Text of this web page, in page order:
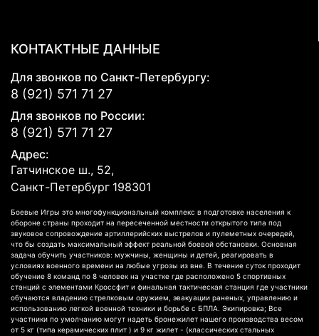
КОНТАКТНЫЕ ДАННЫЕ
Для звонков по Санкт-Петербургу:
8 (921) 571 71 27
Для звонков по России:
8 (921) 571 71 27
Адрес:
Гатчинское ш., 52,
Санкт-Петербург 198301
Боевые Игры это многофункциональный комплекс в подготовке населения к
обороне страны проходит на пересеченной местности открытого типа под
звуковое сопровождение артиллерийских выстрелов и пулеметных очередей,
что бы создать максимальный эффект реальной боевой обстановки. Основная
задача обучить участников: мужчины, женщины и детей, реагировать в
условиях военного времени на любые угрозы из вне. В течение суток проходит
обучение 8 команд по 8 человек на участке где расположено 5 спортивных
станций с элементами Кроссфит и финальная тактическая станция где участники
обучаются владению стрелковым оружием, эвакуации раненых, управлению и
использованию легкой военной техники и борьбе с БПЛА. Экипировка; Все
участники по умолчанию могут надеть бронежилет нашего производства весом
от 5 кг (типа керамических плит ) и 9 кг жилет - (классических стальных